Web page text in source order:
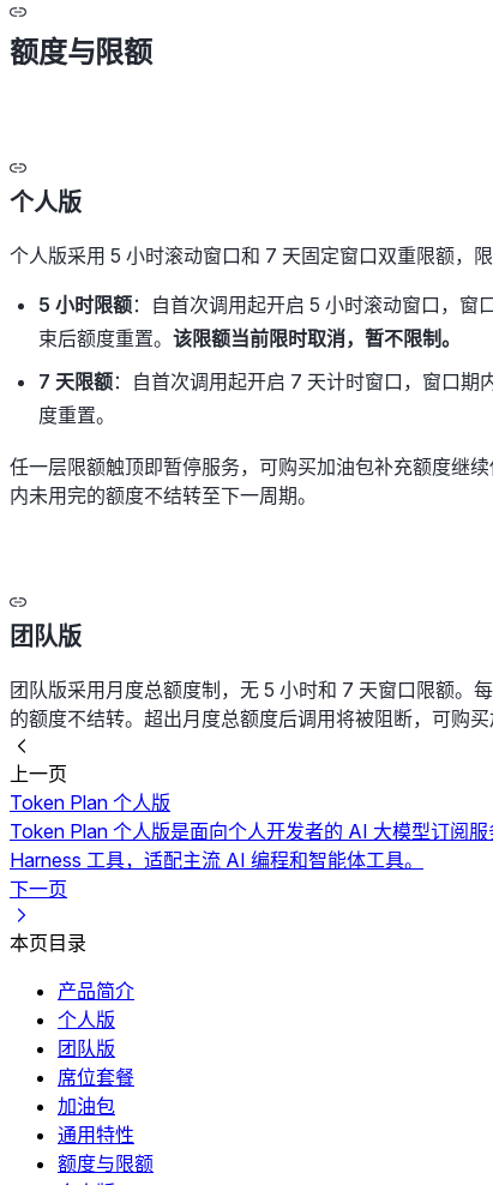
额度与限额
个人版
个人版采用 5 小时滚动窗口和 7 天固定窗口双重限额，限
5 小时限额：自首次调用起开启 5 小时滚动窗口，窗
束后额度重置。 该限额当前限时取消，暂不限制。
7 天限额：自首次调用起开启 7 天计时窗口，窗口
度重置。
任一层限额触顶即暂停服务，可购买加油包补充额度继
内未用完的额度不结转至下一周期。
团队版
团队版采用月度总额度制，无 5 小时和 7 天窗口限额。
的额度不结转。超出月度总额度后调用将被阻断，可购买
上一页
Token Plan 个人版
Token Plan 个人版是面向个人开发者的 AI 大模型订阅
Harness 工具，适配主流 AI 编程和智能体工具。
下一页
本页目录
产品简介
个人版
团队版
席位套餐
加油包
通用特性
额度与限额